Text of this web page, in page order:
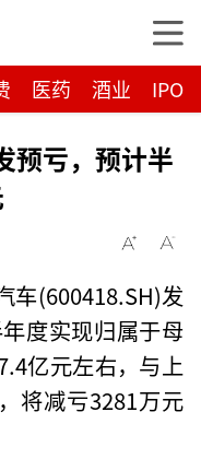
医药 酒业 IPO
预亏，预计半
车(600418.SH)发
度实现归属于母
亿元左右，与上
将减亏3281万元